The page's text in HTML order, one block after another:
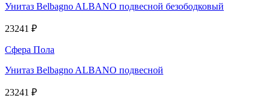
Унитаз Belbagno ALBANO подвесной безободковый
23241 ₽
Сфера Пола
Унитаз Belbagno ALBANO подвесной
23241 ₽